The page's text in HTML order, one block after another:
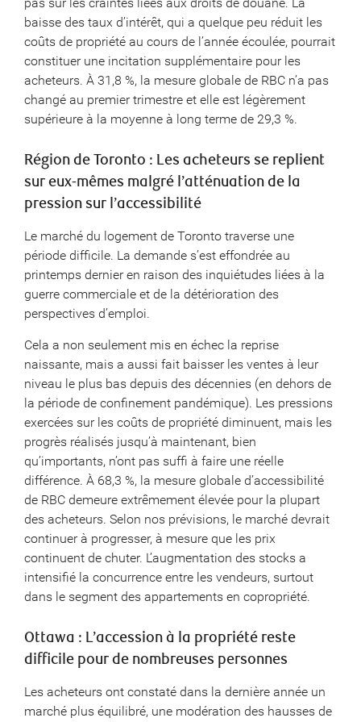
baisse des taux d’intérêt, qui a quelque peu réduit les
coûts de propriété au cours de l’année écoulée, pourrait
constituer une incitation supplémentaire pour les
acheteurs. À 31,8 %, la mesure globale de RBC n’a pas
changé au premier trimestre et elle est légèrement
supérieure à la moyenne à long terme de 29,3 %.
Région de Toronto : Les acheteurs se replient
sur eux-mêmes malgré l’atténuation de la
pression sur l’accessibilité
Le marché du logement de Toronto traverse une
période difficile. La demande s’est effondrée au
printemps dernier en raison des inquiétudes liées à la
guerre commerciale et de la détérioration des
perspectives d’emploi.
Cela a non seulement mis en échec la reprise
naissante, mais a aussi fait baisser les ventes à leur
niveau le plus bas depuis des décennies (en dehors de
la période de confinement pandémique). Les pressions
exercées sur les coûts de propriété diminuent, mais les
progrès réalisés jusqu’à maintenant, bien
qu’importants, n’ont pas suffi à faire une réelle
différence. À 68,3 %, la mesure globale d’accessibilité
de RBC demeure extrêmement élevée pour la plupart
des acheteurs. Selon nos prévisions, le marché devrait
continuer à progresser, à mesure que les prix
continuent de chuter. L’augmentation des stocks a
intensifié la concurrence entre les vendeurs, surtout
dans le segment des appartements en copropriété.
Ottawa : L’accession à la propriété reste
difficile pour de nombreuses personnes
Les acheteurs ont constaté dans la dernière année un
marché plus équilibré, une modération des hausses de